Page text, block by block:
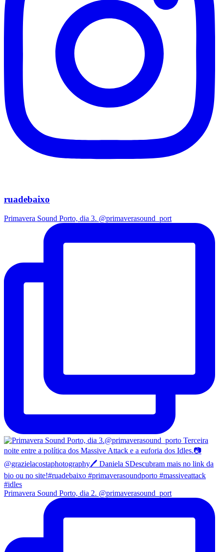
ruadebaixo
Primavera Sound Porto, dia 3. @primaverasound_port
Primavera Sound Porto, dia 2. @primaverasound_port